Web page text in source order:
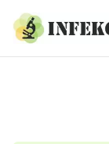
navigation
content